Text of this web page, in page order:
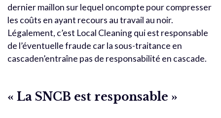
dernier maillon sur lequel oncompte pour compresser
les coûts en ayant recours au travail au noir.
Légalement, c’est Local Cleaning qui est responsable
de l’éventuelle fraude car la sous-traitance en
cascaden’entraîne pas de responsabilité en cascade.
« La SNCB est responsable »